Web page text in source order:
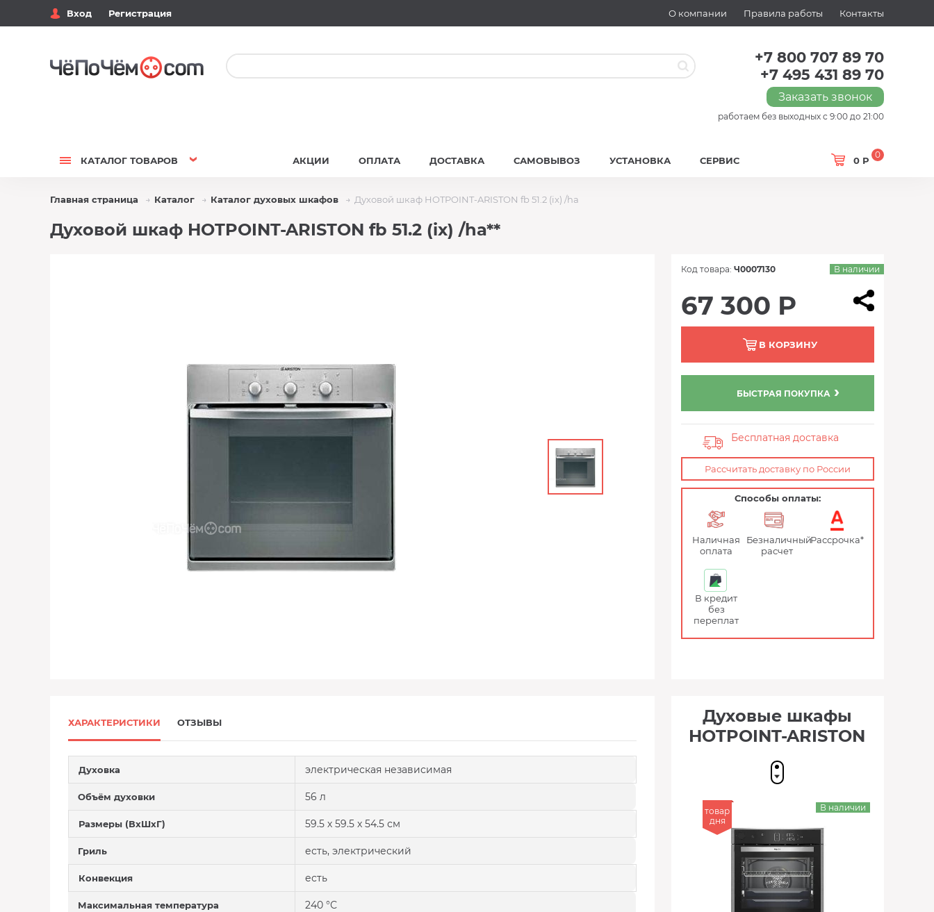
Вход Регистрация О компании Правила работы Контакты
+7 800 707 89 70
+7 495 431 89 70
Заказать звонок
работаем без выходных с 9:00 до 21:00
КАТАЛОГ ТОВАРОВ 0 Р
0
АКЦИИ ОПЛАТА ДОСТАВКА САМОВЫВОЗ УСТАНОВКА СЕРВИС
Главная страница Каталог Каталог духовых шкафов Духовой шкаф HOTPOINT-ARISTON fb 51.2 (ix) /ha
Духовой шкаф HOTPOINT-ARISTON fb 51.2 (ix) /ha**
Код товара: Ч0007130 В наличии
67 300 Р
В КОРЗИНУ
БЫСТРАЯ ПОКУПКА
Бесплатная доставка
Рассчитать доставку по России
Способы оплаты:
Наличная
оплата
Безналичный
расчет
Рассрочка*
В кредит
без
переплат
ХАРАКТЕРИСТИКИ ОТЗЫВЫ
Духовка электрическая независимая
Объём духовки 56 л
Размеры (ВхШхГ) 59.5 х 59.5 x 54.5 см
Гриль есть, электрический
Конвекция есть
Максимальная температура 240 °С
Духовые шкафы
HOTPOINT-ARISTON
товар
дня
В наличии